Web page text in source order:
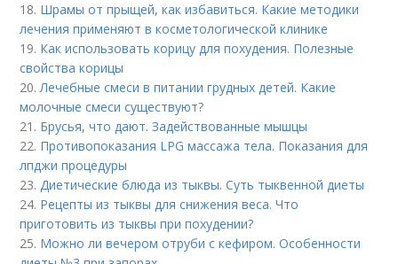
18. Шрамы от прыщей, как избавиться. Какие методики
лечения применяют в косметологической клинике
19. Как использовать корицу для похудения. Полезные
свойства корицы
20.Лечебные смеси в питании грудных детей. Какие
молочные смеси существуют?
21. Брусья, что дают. Задействованные мышцы
22. Противопоказания LPG массажа тела. Показания для
лпджи процедуры
23.Диетические блюда из тыквы. Суть тыквенной диеты
24. Рецепты из тыквы для снижения веса. Что
приготовить из тыквы при похудении?
25. Можно ли вечером отруби с кефиром. Особенности